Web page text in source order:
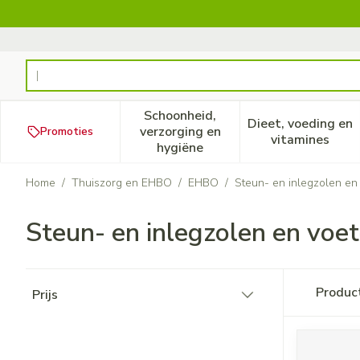
Product, merk, categorie...
Promoties
Schoonheid,
verzorging en
hygiëne
Toon submenu voor
Dieet, voeding en
vitamines
Toon
Home / Thuiszorg en EHBO / EHBO / Steun- en inlegzolen en
Steun- en inlegzolen en
Prijs